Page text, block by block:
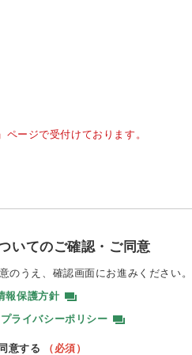
ージで受付けております。
いてのご確認・ご同意
のうえ、 確認画面にお進みください。
報保護方針
ライバシーポリシー
意する （必須）